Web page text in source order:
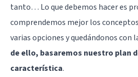
tanto… Lo que debemos hacer es
comprendemos mejor los
varias opciones y quedándonos con
de ello, basaremos nuestro plan
característica.